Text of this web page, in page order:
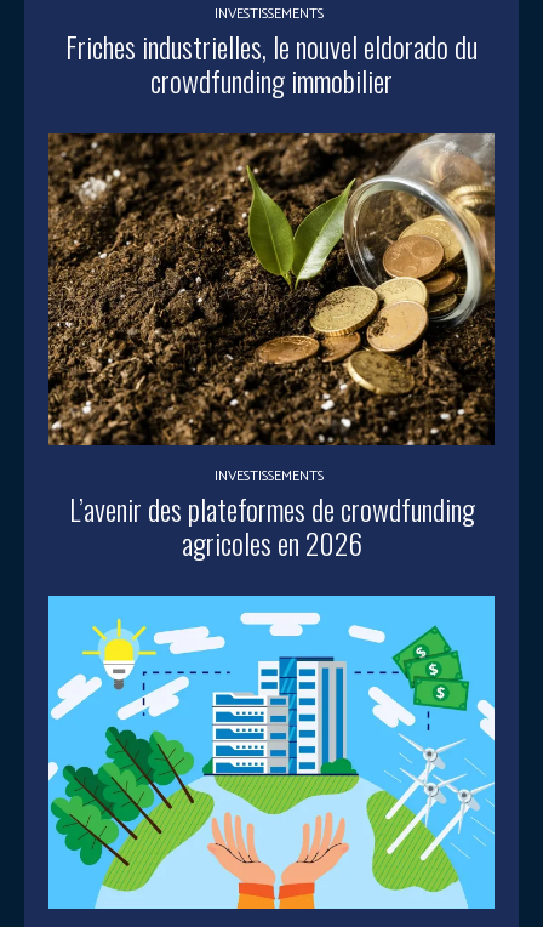
INVESTISSEMENTS
Friches industrielles, le nouvel eldorado du
crowdfunding immobilier
INVESTISSEMENTS
L’avenir des plateformes de crowdfunding
agricoles en 2026